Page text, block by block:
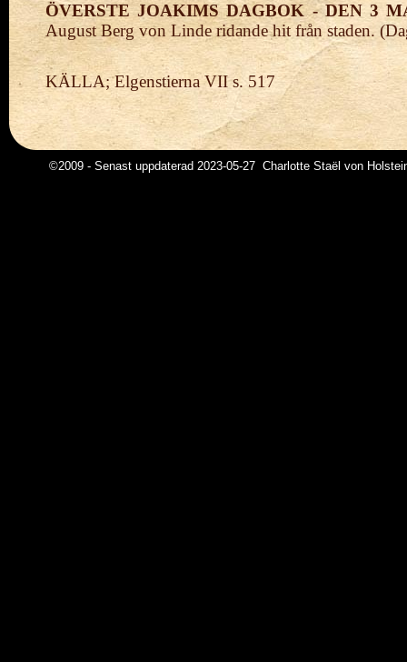
ÖVERSTE JOAKIMS DAGBOK - DEN 3
August Berg von Linde ridande hit från staden.
KÄLLA;Elgenstierna VII s. 517
©2009 - Senast uppdaterad 2023-05-27 Charlotte Staël von